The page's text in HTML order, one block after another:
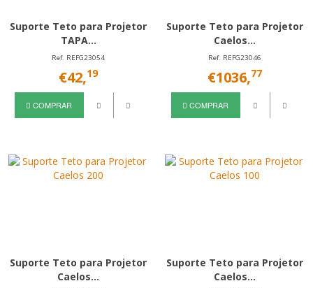
Suporte Teto para Projetor
TAPA...
Ref. REFG23054
€42,19
COMPRAR
Suporte Teto para Projetor
Caelos...
Ref. REFG23046
€1036,77
COMPRAR
Suporte Teto para Projetor
Caelos...
Suporte Teto para Projetor
Caelos...